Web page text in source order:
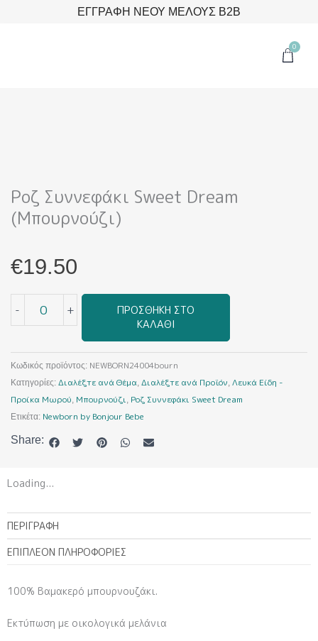
ΕΓΓΡΑΦΗ ΝΕΟΥ ΜΕΛΟΥΣ B2B
0
Cart
Ροζ Συννεφάκι Sweet Dream
(Μπουρνούζι)
€19.50
-
Συννεφάκι
Dream
(Μπουρνούζι)
ποσότητα
+
ΠΡΟΣΘΉΚΗ ΣΤΟ
ΚΑΛΆΘΙ
Κωδικός προϊόντος: NEWBORN24004bourn
Κατηγορίες: Διαλέξτε ανά Θέμα, Διαλέξτε ανά Προϊόν, Λευκά Είδη -
Προίκα Μωρού, Μπουρνούζι, Ροζ Συννεφάκι Sweet Dream
Ετικέτα: Newborn by Bonjour Bebe
Share:
Loading...
ΠΕΡΙΓΡΑΦΉ
ΕΠΙΠΛΈΟΝ ΠΛΗΡΟΦΟΡΊΕΣ
100% Βαμακερό μπουρνουζάκι.
Εκτύπωση με οικολογικά μελάνια